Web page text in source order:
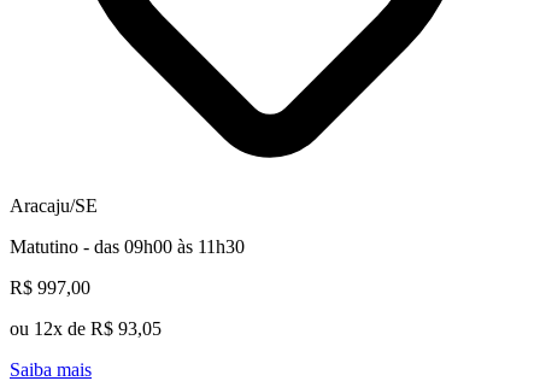
Aracaju/SE
Matutino - das 09h00 às 11h30
R$ 997,00
ou 12x de R$ 93,05
Saiba mais